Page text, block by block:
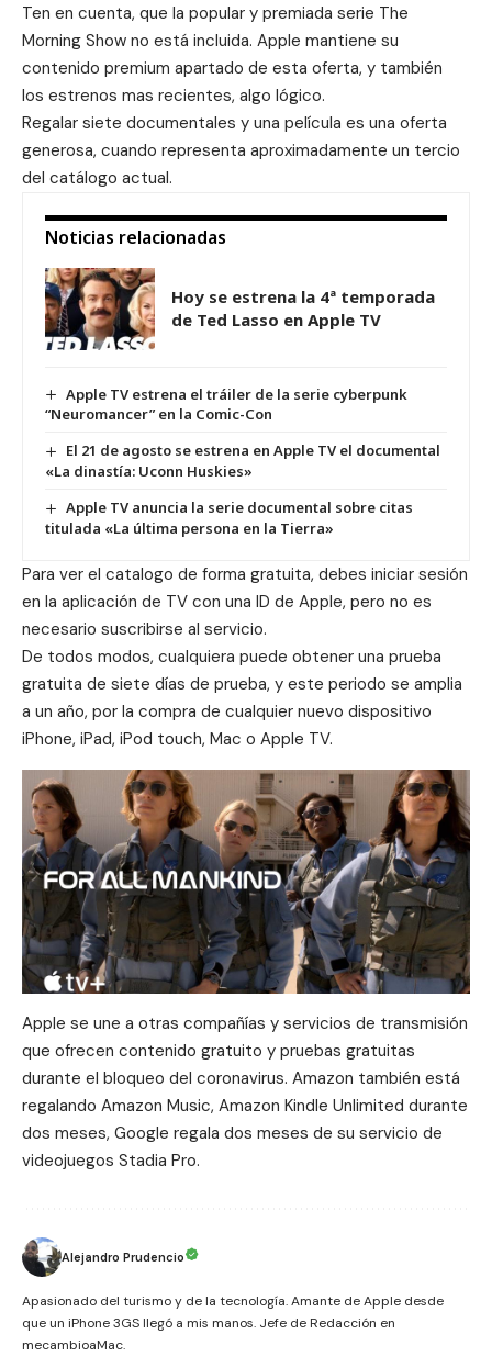
Ten en cuenta, que la popular y premiada serie The
Morning Show no está incluida. Apple mantiene su
contenido premium apartado de esta oferta, y también
los estrenos mas recientes, algo lógico.
Regalar siete documentales y una película es una oferta
generosa, cuando representa aproximadamente un tercio
del catálogo actual.
Noticias relacionadas
Hoy se estrena la 4ª temporada
de Ted Lasso en Apple TV
Apple TV estrena el tráiler de la serie cyberpunk
“Neuromancer” en la Comic-Con
El 21 de agosto se estrena en Apple TV el documental
«La dinastía: Uconn Huskies»
Apple TV anuncia la serie documental sobre citas
titulada «La última persona en la Tierra»
Para ver el catalogo de forma gratuita, debes iniciar sesión
en la aplicación de TV con una ID de Apple, pero no es
necesario suscribirse al servicio.
De todos modos, cualquiera puede obtener una prueba
gratuita de siete días de prueba, y este periodo se amplia
a un año, por la compra de cualquier nuevo dispositivo
iPhone, iPad, iPod touch, Mac o Apple TV.
Apple se une a otras compañías y servicios de transmisión
que ofrecen contenido gratuito y pruebas gratuitas
durante el bloqueo del coronavirus. Amazon también está
regalando Amazon Music, Amazon Kindle Unlimited durante
dos meses, Google regala dos meses de su servicio de
videojuegos Stadia Pro.
Alejandro Prudencio
Apasionado del turismo y de la tecnología. Amante de Apple desde
que un iPhone 3GS llegó a mis manos. Jefe de Redacción en
mecambioaMac.